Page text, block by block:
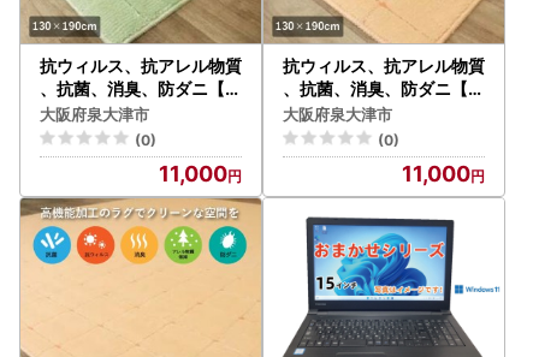
抗ウィルス、抗アレル物質
、抗菌、消臭、防ダニ【P
T-5】カーペット 130×19
0 グリーン [0917]
大阪府泉大津市
(0)
11,000
抗ウィルス、抗アレル物質
、抗菌、消臭、防ダニ【P
T-5】カーペット 130×19
0 コーラル [0927]
大阪府泉大津市
(0)
11,000